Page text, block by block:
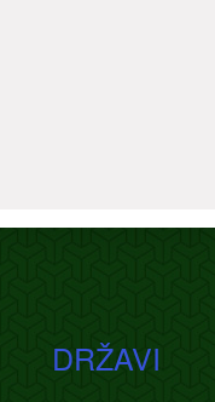
DRŽAVI